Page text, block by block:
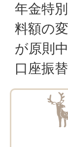
年金特
料額の
が原則
口座振